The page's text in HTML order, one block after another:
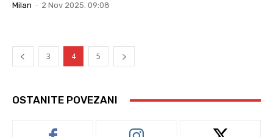
Milan - 2 Nov 2025. 09:08
3 4 5
OSTANITE POVEZANI